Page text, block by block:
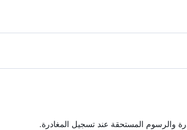
والرسوم المستحقة عند تسجيل المغادرة.